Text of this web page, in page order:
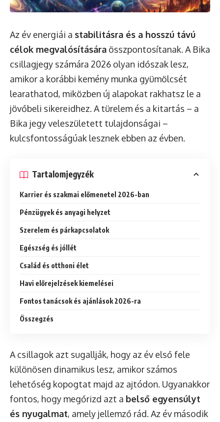
Az év energiái a stabilitásra és a hosszú távú
célok megvalósítására összpontosítanak. A Bika
csillagjegy számára 2026 olyan időszak lesz,
amikor a korábbi kemény munka gyümölcsét
learathatod, miközben új alapokat rakhatsz le a
jövőbeli sikereidhez. A türelem és a kitartás – a
Bika jegy veleszületett tulajdonságai –
kulcsfontosságúak lesznek ebben az évben.
Tartalomjegyzék
Karrier és szakmai előmenetel 2026-ban
Pénzügyek és anyagi helyzet
Szerelem és párkapcsolatok
Egészség és jóllét
Család és otthoni élet
Havi előrejelzések kiemelései
Fontos tanácsok és ajánlások 2026-ra
Összegzés
A csillagok azt sugallják, hogy az év első fele
különösen dinamikus lesz, amikor számos
lehetőség kopogtat majd az ajtódon. Ugyanakkor
fontos, hogy megőrizd azt a belső egyensúlyt
és nyugalmat, amely jellemző rád. Az év második